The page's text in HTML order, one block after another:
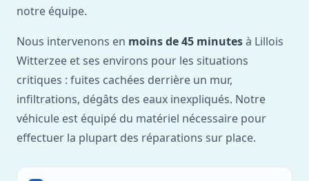
notre équipe.
Nous intervenons en moins de 45 minutesà Lillois
Witterzee et ses environs pour les situations
critiques : fuites cachées derrière un mur,
infiltrations, dégâts des eaux inexpliqués. Notre
véhicule est équipé du matériel nécessaire pour
effectuer la plupart des réparations sur place.